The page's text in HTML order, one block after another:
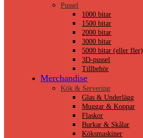
Pussel
1000 bitar
1500 bitar
2000 bitar
3000 bitar
5000 bitar (eller fler)
3D-pussel
Tillbehör
Merchandise
Kök & Servering
Glas & Underlägg
Muggar & Koppar
Flaskor
Burkar & Skålar
Köksmaskiner